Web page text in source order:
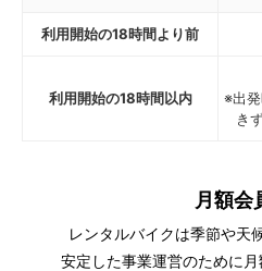
利用開始の18時間より前
利用開始の18時間以内
※出
き
月額会
レンタルバイクは季節や天
安定した事業運営のために月